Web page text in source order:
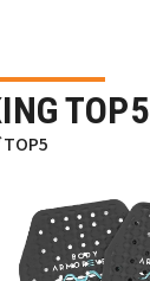
TOP5